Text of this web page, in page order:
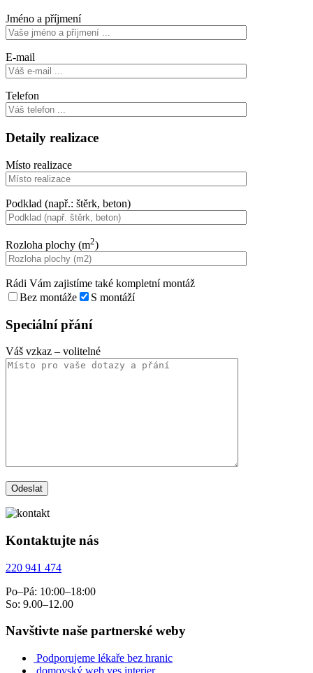
Jméno a příjmení
E-mail
Telefon
Detaily realizace
Místo realizace
Podklad (např.: štěrk, beton)
Rozloha plochy (m2)
Rádi Vám zajistíme také kompletní montáž
Bez montáže
S montáží
Speciální přání
Váš vzkaz – volitelné
Kontaktujte nás
220 941 474
Po–Pá: 10:00–18:00
So: 9.00–12.00
Navštivte naše partnerské weby
Podporujeme lékaře bez hranic